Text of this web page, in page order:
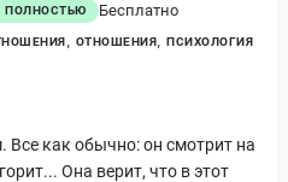
ПОЛНОСТЬЮ Бесплатно
ОТНОШЕНИЯ ПСИХОЛОГИЯ
Все как обычно: он смотрит на
Она верит, что в этот